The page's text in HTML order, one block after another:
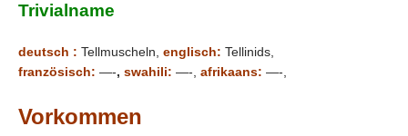
Trivialname
deutsch : Tellmuscheln, englisch: Tellinids,
französisch: —-, swahili: —-, afrikaans: —-,
Vorkommen